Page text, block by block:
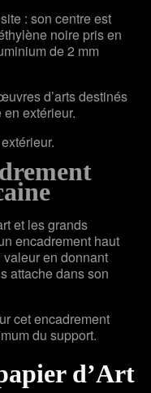
: son centre est
noire pris en
de 2 mm
d’arts destinés
extérieur.
et les grands
encadrement haut
en donnant
attache dans son
cet encadrement
du support.
d’Art